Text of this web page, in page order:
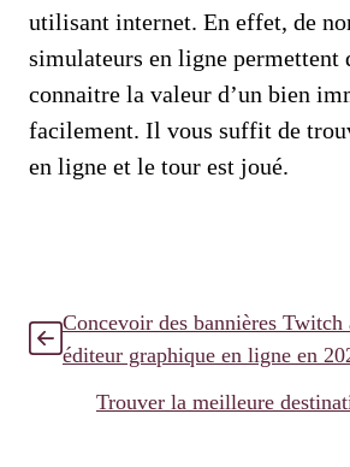
utilisant internet. En effet, de
simulateurs en ligne permettent
connaitre la valeur d’un bien
facilement. Il vous suffit de
en ligne et le tour est joué.
Concevoir des bannières Twitch
éditeur graphique en ligne en
Trouver la meilleure